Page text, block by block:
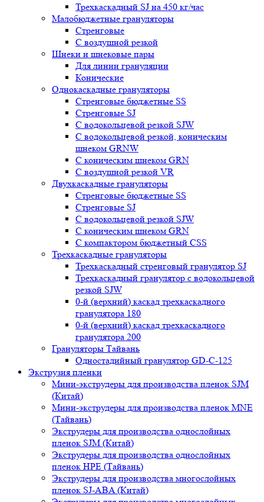
Трехкаскадный SJ на 450 кг/час
Малобюджетные грануляторы
Стренговые
С воздушной резкой
Шнеки и шнековые пары
Для линии грануляции
Конические
Однокаскадные грануляторы
Стренговые бюджетные SS
Стренговые SJ
С водокольцевой резкой SJW
С водокольцевой резкой, коническим
шнеком GRNW
С коническим шнеком GRN
С воздушной резкой VR
Двухкаскадные грануляторы
Стренговые бюджетные SS
Стренговые SJ
С водокольцевой резкой SJW
С коническим шнеком GRN
С компактором бюджетный CSS
Трехкаскадные грануляторы
Трехкаскадный стренговый гранулятор SJ
Трехкаскадный гранулятор с водокольцевой
резкой SJW
0-й (верхний) каскад трехкаскадного
гранулятора 180
0-й (верхний) каскад трехкаскадного
гранулятора 200
Грануляторы Тайвань
Одностадийный гранулятор GD-C-125
Экструзия пленки
Мини-экструдеры для производства пленок SJM
(Китай)
Мини-экструдеры для производства пленок MNE
(Тайвань)
Экструдеры для производства однослойных
пленок SJM (Китай)
Экструдеры для производства однослойных
пленок HPE (Тайвань)
Экструдеры для производства многослойных
пленок SJ-ABA (Китай)